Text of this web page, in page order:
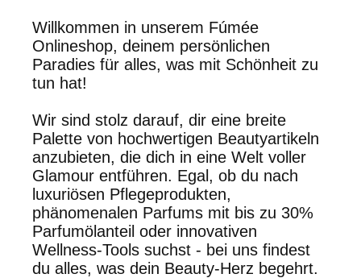
Willkommen in unserem Fúmée
Onlineshop, deinem persönlichen
Paradies für alles, was mit Schönheit zu
tun hat!
Wir sind stolz darauf, dir eine breite
Palette von hochwertigen Beautyartikeln
anzubieten, die dich in eine Welt voller
Glamour entführen. Egal, ob du nach
luxuriösen Pflegeprodukten,
phänomenalen Parfums mit bis zu 30%
Parfumölanteil oder innovativen
Wellness-Tools suchst - bei uns findest
du alles, was dein Beauty-Herz begehrt.